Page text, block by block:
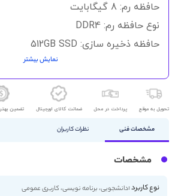
حافظه رم: 8 گیگابایت
نوع حافظه رم: DDR4
حافظه ذخیره سازی: 512GB SSD
اندازه صفحه نمایش: 14 اینچ
کیفیت صفحه نمایش: FHD
نمایش بیشتر
تحویل به موقع پرداخت در محل ضمانت کالای اورجینال تضمین
مشخصات فنی نظرات کاربران
مشخصات
نوع کاربرد :دانشجویی، برنامه نویسی، کاربری عمومی